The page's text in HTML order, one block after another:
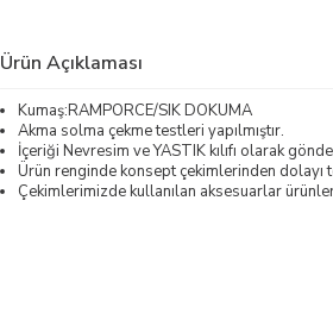
Ürün Açıklaması
Kumaş:RAMPORCE/SIK DOKUMA
Akma solma çekme testleri yapılmıştır.
İçeriği Nevresim ve YASTIK kılıfı olarak
Ürün renginde konsept çekimlerinden dolayı
Çekimlerimizde kullanılan aksesuarlar